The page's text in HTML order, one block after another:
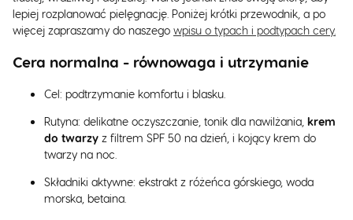
lepiej rozplanować pielęgnację. Poniżej krótki przewodnik, a po
więcej zapraszamy do naszego wpisu o typach i podtypach cery.
Cera normalna - równowaga i utrzymanie
Cel: podtrzymanie komfortu i blasku.
Rutyna: delikatne oczyszczanie, tonik dla nawilżania, krem
do twarzy z filtrem SPF 50 na dzień, i kojący krem do
twarzy na noc.
Składniki aktywne: ekstrakt z różeńca górskiego, woda
morska, betaina.